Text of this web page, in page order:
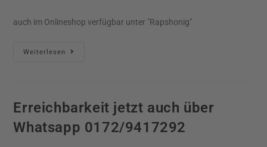
auch im Onlineshop verfügbar unter "Rapshonig"
Weiterlesen
Erreichbarkeit jetzt auch über
Whatsapp 0172/9417292